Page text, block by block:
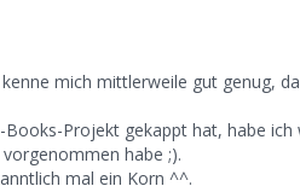
mich mittlerweile gut genug,
Books-Projekt gekappt hat, habe ich
habe ;).
mal ein Korn ^^.